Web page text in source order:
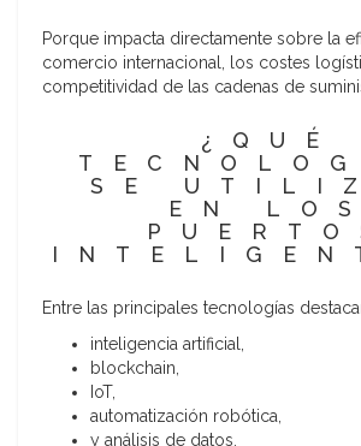
Porque impacta directamente sobre la
comercio internacional, los costes
competitividad de las cadenas de
¿QUÉ
SE
EN LOS
Entre las principales tecnologías
inteligencia artificial,
blockchain,
IoT,
automatización robótica,
y análisis de datos.